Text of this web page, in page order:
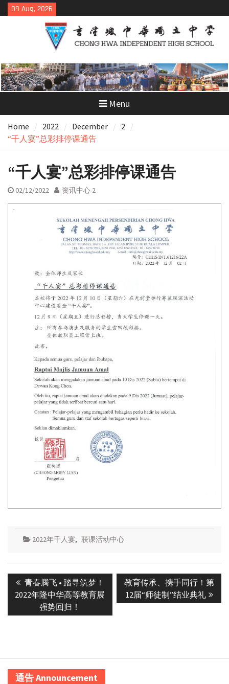
Skip
to
09 Aug, 2026
Menu
Home 2022 December
2
“千人宴”总彩排停课通告
“千人宴”总彩排停课通告
02/12/2022 资讯中心 2
2022年千人宴, 联课活动中心
navigation
Previous
post:
青春腾飞 • 踏寻筑梦！
2022年隆中华高等教育展
强势回归！
Next
post:
教育传承、携手同行！第
12届“师徒制”结业典礼
通告 Announcement